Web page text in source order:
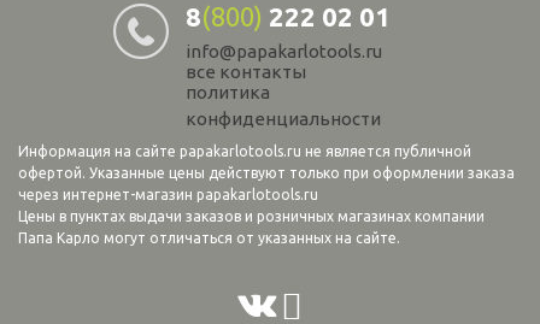
8(800) 222 02 01
info@papakarlotools.ru
все контакты
политика
конфиденциальности
Информация на сайте papakarlotools.ru не является публичной
офертой. Указанные цены действуют только при оформлении заказа
через интернет-магазин papakarlotools.ru
Цены в пунктах выдачи заказов и розничных магазинах компании
Папа Карло могут отличаться от указанных на сайте.